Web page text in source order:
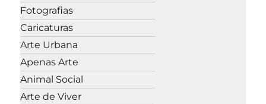
Fotografias
Caricaturas
Arte Urbana
Apenas Arte
Animal Social
Arte de Viver